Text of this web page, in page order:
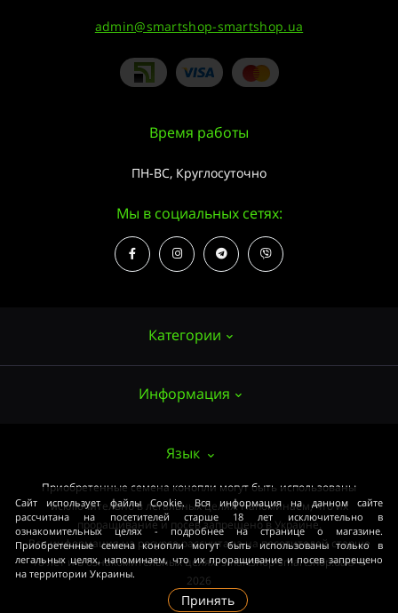
admin@smartshop-smartshop.ua
Категории
Мощные сорта
Медицинские сорта
Начинающим
ОПТ
Информация
Публичный договор (ОФЕРТА)
Оплата и доставка
Условия соглашения
Закон
Время работы
ПН-ВС, Круглосуточно
Мы в социальных сетях:
Язык
Приобретенные семена конопли могут быть использованы
исключительно в легальных целях. Напоминаем, что их
проращивание и посев запрещено в Украине.
Вся информация на ресурсе рассчитана на посетителей старше
18 лет и в ознакомительных целях. smartshop-smartshop.ua® ©
2026
Сайт использует файлы Cookie. Вся информация на данном сайте
рассчитана на посетителей старше 18 лет исключительно в
ознакомительных целях - подробнее на странице о магазине.
Приобретенные семена конопли могут быть использованы только в
легальных целях, напоминаем, что их проращивание и посев запрещено
на территории Украины.
Принять